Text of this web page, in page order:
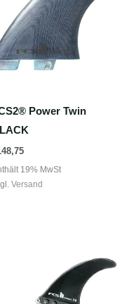
Power Twin
19% MwSt
Versand